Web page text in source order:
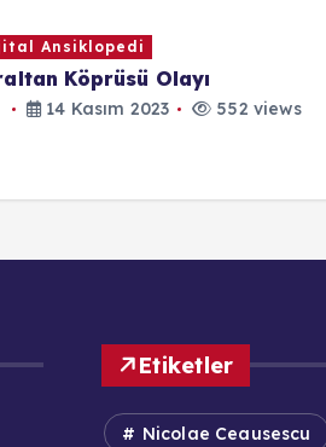
552 views
Etiketler
Nicolae Ceausescu